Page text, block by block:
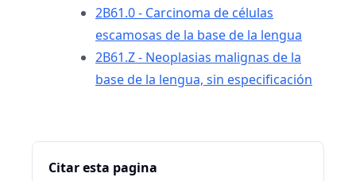
2B61.0 - Carcinoma de células
escamosas de la base de la lengua
2B61.Z - Neoplasias malignas de la
base de la lengua, sin especificación
Citar esta pagina